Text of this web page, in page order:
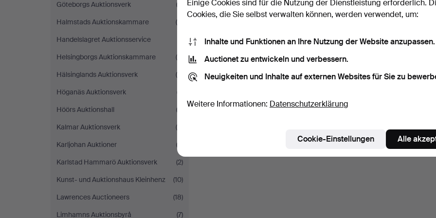
Göteborgs Auktionsverk
(3)
Halmstads Auktionskammare
(8)
Handelslagret Auktionsservice
Helsingborgs Auktionskammare
(8)
Hälsinglands Auktionsverk
(4)
Höganäs Auktionsverk
(7)
Höörs Auktionshall
(2)
Kalmar Auktionsverk
(9)
Karljohan Auktioner
(2)
Karlstad Hammarö Auktionsverk
(2)
Kunst- und Auktionshaus Kleinhenz
(10)
Lawrences Auctioneers
(18)
Limhamns Auktionsbyrå
(7)
Einige Cookies sind für die Nutzung der Dienstleistung erforderlich.
Cookies, die Sie selbst verwalten können, werden verwendet, um:
Inhalte und Funktionen an Ihre Nutzung der Website anzupassen.
Auctionet zu entwickeln und verbessern.
Neuigkeiten und Inhalte auf externen Websites für Sie zu
Weitere Informationen: Datenschutzerklärung
Cookie-Einstellungen Alle